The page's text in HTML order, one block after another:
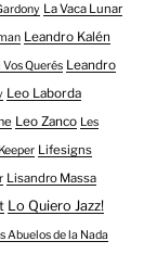
La Vaca Lunar
Leandro Kalén
Querés Leandro
Leo Laborda
Leo Zanco Les
Lifesigns
Lisandro Massa
Lo Quiero Jazz!
Abuelos de la Nada